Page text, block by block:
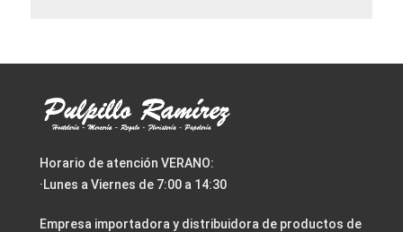
Horario de atención VERANO:
·Lunes a Viernes de 7:00 a 14:30
Empresa importadora y distribuidora de productos de